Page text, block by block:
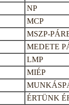
NP
MCP
MSZP-
MEDETE
LMP
MIÉP
ÉRTÜNK